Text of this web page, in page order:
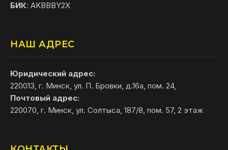
БИК: AKBBBY2X
НАШ АДРЕС
Юридический адрес:
220013, г. Минск, ул. П. Бровки, д.16а, пом. 24,
Почтовый адрес:
220070, г. Минск, ул. Солтыса, 187/8, пом. 57, 2 этаж